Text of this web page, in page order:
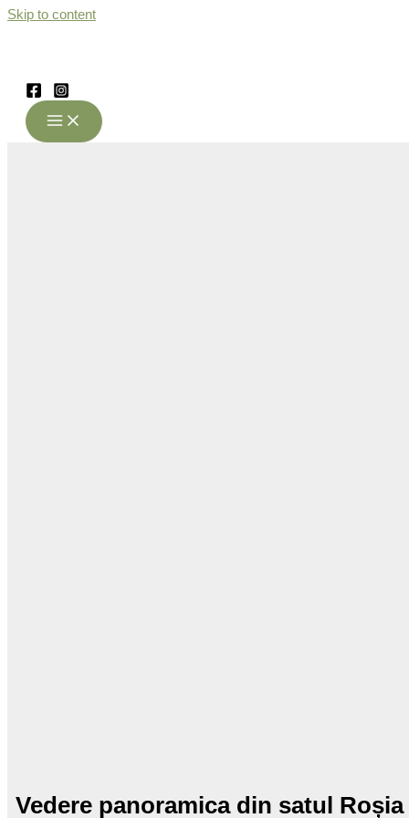
Skip to content
Vedere panoramica din satul Roșia